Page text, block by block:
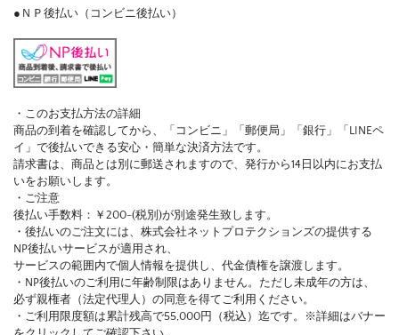
●ＮＰ後払い（コンビニ後払い）
・このお支払方法の詳細
商品の到着を確認してから、「コンビニ」「郵便局」「銀行」「LINEペ
イ」で後払いできる安心・簡単な決済方法です。
請求書は、商品とは別に郵送されますので、発行から14日以内にお支払
いをお願いします。
・ご注意
後払い手数料：￥200-(税別)が別途発生致します。
・後払いのご注文には、株式会社ネットプロテクションズの提供する
NP後払いサービスが適用され、
サービスの範囲内で個人情報を提供し、代金債権を譲渡します。
・NP後払いのご利用に年齢制限はありません。ただし未成年の方は、
必ず親権者（法定代理人）の同意を得てご利用ください。
・ご利用限度額は累計残高で55,000円（税込）迄です。※詳細はバナー